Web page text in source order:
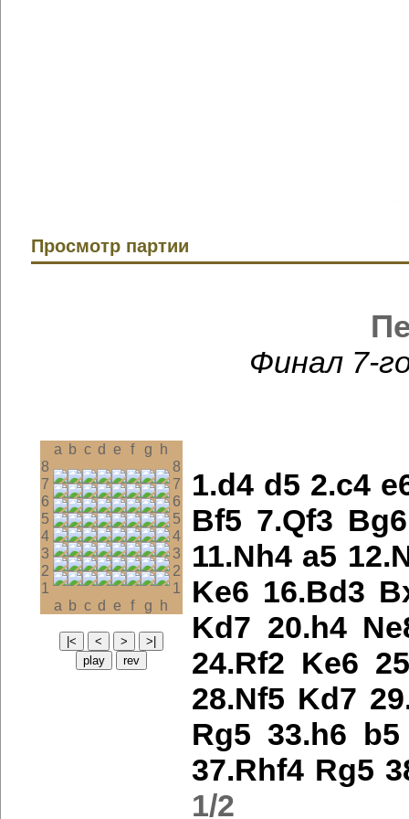
Просмотр партии
a b c d e f g
h
8
8
7
7
6
6
5
5
4
4
3
3
2
2
1
1
a b c d e f g h
Финал 7-
1.d4 d5 2.c4
Bf5 7.Qf3 Bg6
11.Nh4 a5
Ke6 16.Bd3
Kd7 20.h4
24.Rf2 Ke6
28.Nf5 Kd7
Rg5 33.h6 b5
37.Rhf4 Rg5
1/2